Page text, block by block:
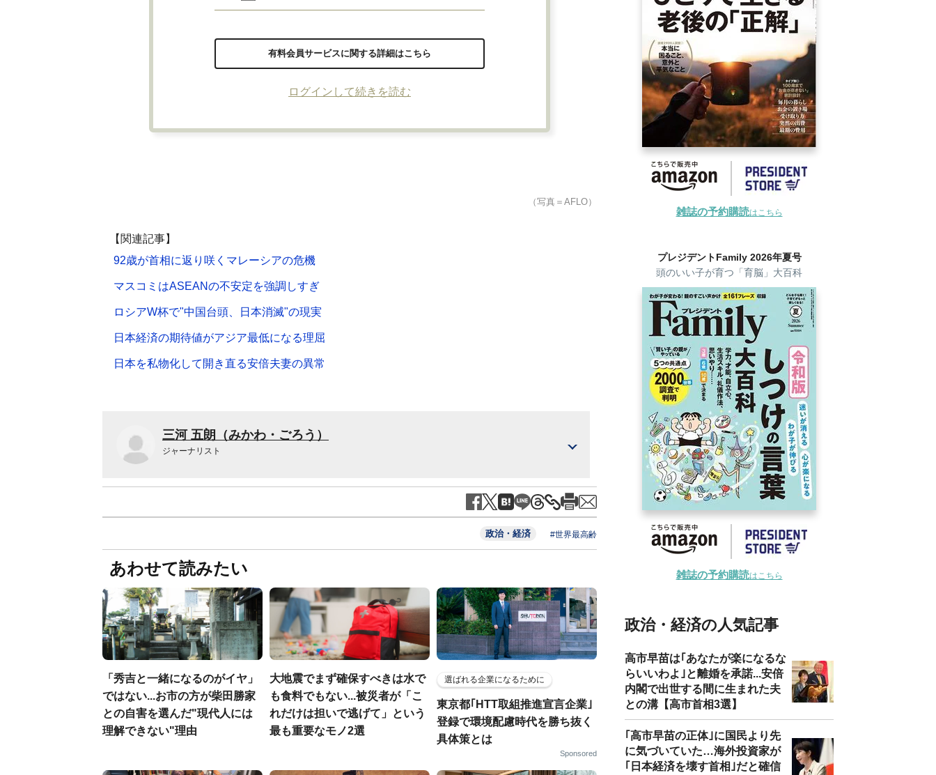
有料会員サービスに関する詳細はこちら
ログインして続きを読む
（写真＝AFLO）
【関連記事】
92歳が首相に返り咲くマレーシアの危機
マスコミはASEANの不安定を強調しすぎ
ロシアW杯で"中国台頭、日本消滅"の現実
日本経済の期待値がアジア最低になる理屈
日本を私物化して開き直る安倍夫妻の異常
三河 五朗（みかわ・ごろう）
ジャーナリスト
政治・経済 #世界最高齢
あわせて読みたい
「秀吉と一緒になるのがイヤ」
ではない...お市の方が柴田勝家
との自害を選んだ"現代人には
理解できない"理由
大地震でまず確保すべきは水で
も食料でもない...被災者が「こ
れだけは担いで逃げて」という
最も重要なモノ2選
選ばれる企業になるために
東京都｢HTT取組推進宣言企業｣
登録で環境配慮時代を勝ち抜く
具体策とは
Sponsored
雑誌の予約購読はこちら
プレジデントFamily 2026年夏号
頭のいい子が育つ「育脳」大百科
雑誌の予約購読はこちら
政治・経済の人気記事
高市早苗は｢あなたが楽になるな
らいいわよ｣と離婚を承諾...安倍
内閣で出世する間に生まれた夫
との溝【高市首相3選】
｢高市早苗の正体｣に国民より先
に気づいていた…海外投資家が
｢日本経済を壊す首相｣だと確信